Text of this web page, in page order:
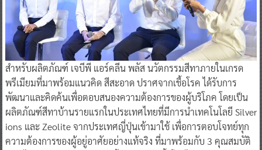
​สำหรับผลิตภัณฑ์ เจบีพี แอร์คลีน พลัส นวัตกรรมสีทาภายในเกรด
พรีเมียมที่มาพร้อมแนวคิด สีสะอาด ปราศจากเชื้อโรค ได้รับการ
พัฒนาและคิดค้นเพื่อตอบสนองความต้องการของผู้บริโภค โดยเป็น
ผลิตภัณฑ์สีทาบ้านรายแรกในประเทศไทยที่มีการนำเทคโนโลยี Silver
ions และ Zeolite จากประเทศญี่ปุ่นเข้ามาใช้ เพื่อการตอบโจทย์ทุก
ความต้องการของผู้อยู่อาศัยอย่างแท้จริง ที่มาพร้อมกับ 3 คุณสมบัติ